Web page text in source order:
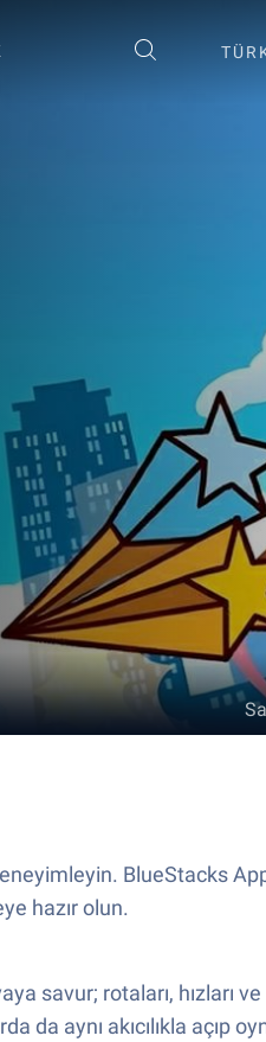
BlueStacks
hazır olun.
savur; rotaları, hızları
aynı akıcılıkla açıp